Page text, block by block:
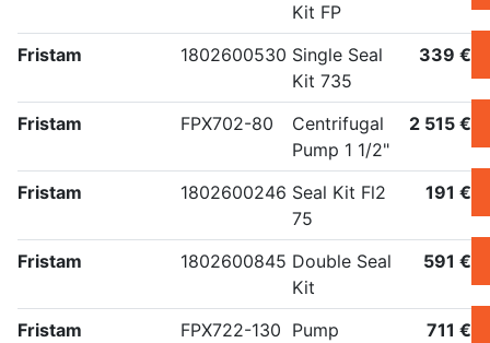
Kit FP
Fristam 1802600530 Single Seal
Kit 735
339 €
Fristam FPX702-80
Centrifugal
Pump 1 1/2"
2 515 €
Fristam 1802600246 Seal Kit Fl2
75
191 €
Fristam 1802600845 Double Seal
Kit
591 €
Fristam FPX722-130 Pump
711 €